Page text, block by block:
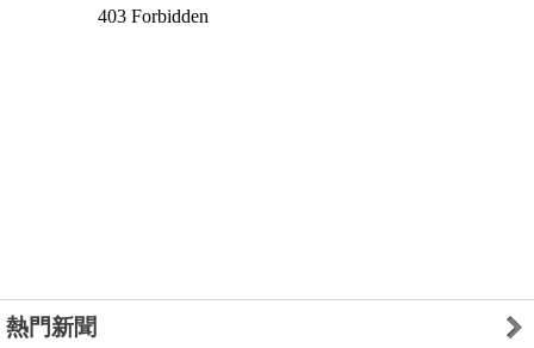
熱門新聞